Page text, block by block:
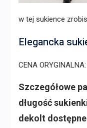
w tej sukience
Elegancka
CENA
Szczegółowe
długość
dekolt